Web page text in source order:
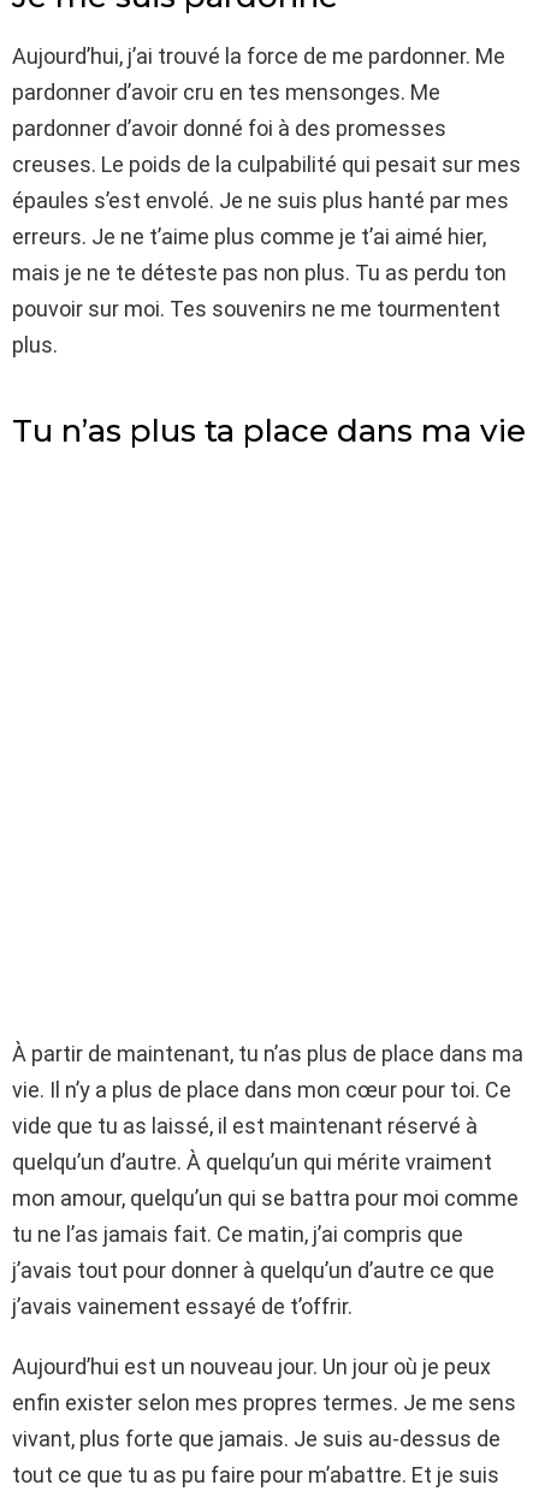
Aujourd’hui, j’ai trouvé la force de me pardonner. Me
pardonner d’avoir cru en tes mensonges. Me
pardonner d’avoir donné foi à des promesses
creuses. Le poids de la culpabilité qui pesait sur mes
épaules s’est envolé. Je ne suis plus hanté par mes
erreurs. Je ne t’aime plus comme je t’ai aimé hier,
mais je ne te déteste pas non plus. Tu as perdu ton
pouvoir sur moi. Tes souvenirs ne me tourmentent
plus.
Tu n’as plus ta place dans ma vie
À partir de maintenant, tu n’as plus de place dans ma
vie. Il n’y a plus de place dans mon cœur pour toi. Ce
vide que tu as laissé, il est maintenant réservé à
quelqu’un d’autre. À quelqu’un qui mérite vraiment
mon amour, quelqu’un qui se battra pour moi comme
tu ne l’as jamais fait. Ce matin, j’ai compris que
j’avais tout pour donner à quelqu’un d’autre ce que
j’avais vainement essayé de t’offrir.
Aujourd’hui est un nouveau jour. Un jour où je peux
enfin exister selon mes propres termes. Je me sens
vivant, plus forte que jamais. Je suis au-dessus de
tout ce que tu as pu faire pour m’abattre. Et je suis